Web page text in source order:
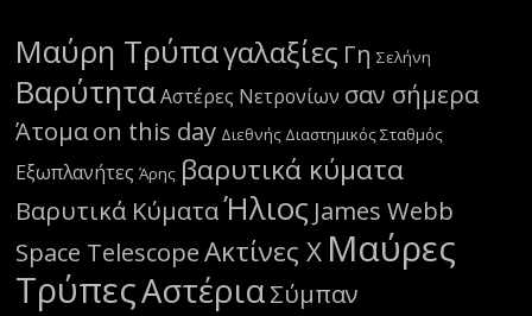
Μαύρη Τρύπαγαλαξίες Γη Σελήνη
Βαρύτητα Αστέρες Νετρονίων σαν σήμερα
Άτομαon this day Διεθνής Διαστημικός Σταθμός
Εξωπλανήτες Άρης βαρυτικά κύματα
Βαρυτικά ΚύματαΉλιος James Webb
Space Telescope Ακτίνες Χ Μαύρες
ΤρύπεςΑστέριαΣύμπαν